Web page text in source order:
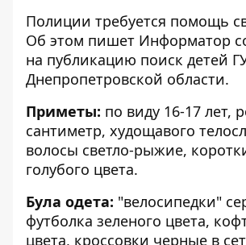
Полиции требуется помощь
Об этом пишет Информатор
на публикацию поиск детей
Днепропетровской области.
Приметы: по виду 16-17 лет,
сантиметр, худощавого
волосы светло-рыжие,
голубого цвета.
Була одета: "велосипедки"
футболка зеленого цвета,
цвета, кроссовки черные в